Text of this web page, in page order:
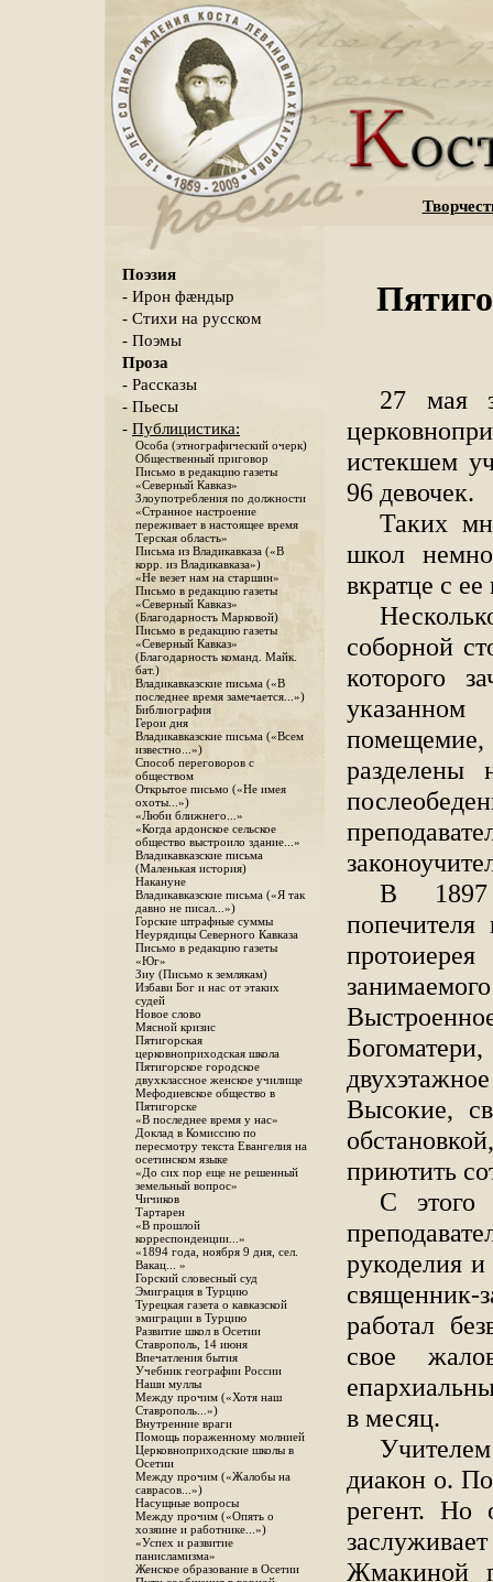
Поэзия
- Ирон фæндыр
- Стихи на русском
- Поэмы
Проза
- Рассказы
- Пьесы
- Публицистика:
Особа (этнографический очерк)
Общественный приговор
Письмо в редакцию газеты
«Северный Кавказ»
Злоупотребления по должности
«Странное настроение
переживает в настоящее время
Терская область»
Письма из Владикавказа («В
корр. из Владикавказа»)
«Не везет нам на старшин»
Письмо в редакцию газеты
«Северный Кавказ»
(Благодарность Марковой)
Письмо в редакцию газеты
«Северный Кавказ»
(Благодарность команд. Майк.
бат.)
Владикавказские письма («В
последнее время замечается...»)
Библиография
Герои дня
Владикавказские письма («Всем
известно...»)
Способ переговоров с
обществом
Открытое письмо («Не имея
охоты...»)
«Люби ближнего...»
«Когда ардонское сельское
общество выстроило здание...»
Владикавказские письма
(Маленькая история)
Накануне
Владикавказские письма («Я так
давно не писал...»)
Горские штрафные суммы
Неурядицы Северного Кавказа
Письмо в редакцию газеты
«Юг»
Зиу (Письмо к землякам)
Избави Бог и нас от этаких
судей
Новое слово
Мясной кризис
Пятигорская
церковноприходская школа
Пятигорское городское
двухклассное женское училище
Мефодиевское общество в
Пятигорске
«В последнее время у нас»
Доклад в Комиссию по
пересмотру текста Евангелия на
осетинском языке
«До сих пор еще не решенный
земельный вопрос»
Чичиков
Тартарен
«В прошлой
корреспонденции...»
«1894 года, ноября 9 дня, сел.
Вакац... »
Горский словесный суд
Эмиграция в Турцию
Турецкая газета о кавказской
эмиграции в Турцию
Развитие школ в Осетии
Ставрополь, 14 июня
Впечатления бытия
Учебник географии России
Наши муллы
Между прочим («Хотя наш
Ставрополь...»)
Внутренние враги
Помощь пораженному молнией
Церковноприходские школы в
Осетии
Между прочим («Жалобы на
саврасов...»)
Насущные вопросы
Между прочим («Опять о
хозяине и работнике...»)
«Успех и развитие
панисламизма»
Женское образование в Осетии
27 мая
истекшем
96 девочек.
Таких
школ
вкратце с
соборной
которого
помещемие,
В 1897
Высокие,
приютить
С этого
рукоделия
священник-
работал
свое
в месяц.
диакон о.
регент. Но
Жмакиной